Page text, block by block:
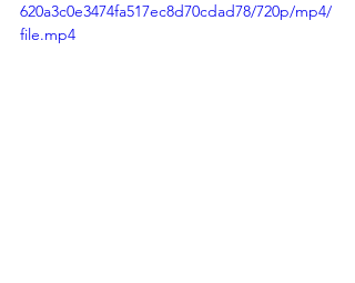
620a3c0e3474fa517ec8d70cdad78/720p/mp4/
file.mp4